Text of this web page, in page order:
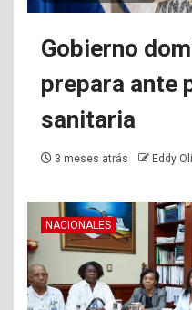
Gobierno
prepara ante
sanitaria
3 meses atrás Eddy
NACIONALES